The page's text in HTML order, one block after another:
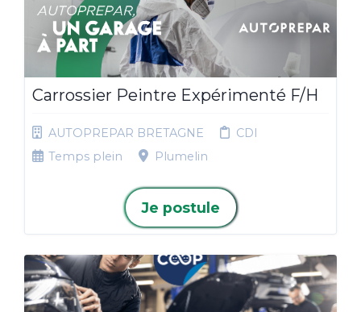
Carrossier Peintre Expérimenté F/H
AUTOPREPAR BRETAGNE
CDI
Temps plein
Plumelin
Je postule